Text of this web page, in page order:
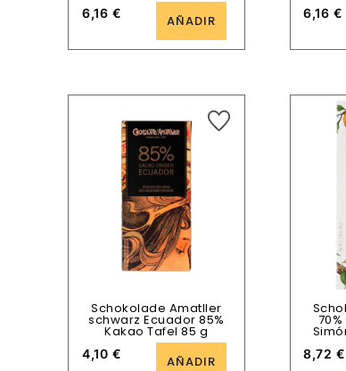
6,16 € AÑADIR 6,16 €
Schokolade Amatller
schwarz Ecuador 85%
Kakao Tafel 85 g
4,10 € AÑADIR 8,72 €